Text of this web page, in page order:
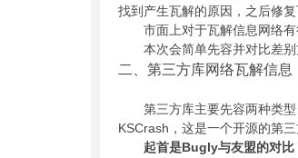
找到产生瓦解的原因，之后修
市面上对于瓦解信息网络有
本次会简单先容并对比差别
二、第三方库网络瓦解信息
第三方库主要先容两种类型
KSCrash，这是一个开源的第
起首是Bugly与友盟的对比